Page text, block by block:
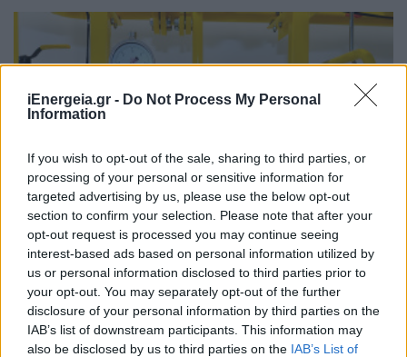
iEnergeia.gr - Do Not Process My Personal
Information
If you wish to opt-out of the sale, sharing to third parties, or
processing of your personal or sensitive information for
targeted advertising by us, please use the below opt-out
section to confirm your selection. Please note that after your
opt-out request is processed you may continue seeing
interest-based ads based on personal information utilized by
us or personal information disclosed to third parties prior to
your opt-out. You may separately opt-out of the further
disclosure of your personal information by third parties on the
IAB’s list of downstream participants. This information may
also be disclosed by us to third parties on the IAB’s List of
ΣΥΜΒΑΤΙΚΕΣ ΠΗΓΕΣ
Οι περικοπές ΑΠΕ αυξάνουν τη ζήτηση
φυσικού αερίου στην ηλεκτροπαραγωγή
31/07/2026 - 08:00